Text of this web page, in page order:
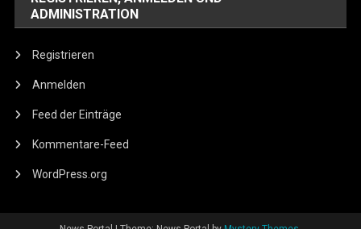
ADMINISTRATION
Registrieren
Anmelden
Feed der Einträge
Kommentare-Feed
WordPress.org